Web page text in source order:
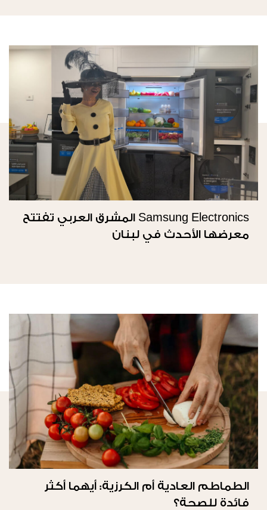
Samsung Electronics المشرق العربي تفتتح
معرضها الأحدث في لبنان
الطماطم العادية أم الكرزية: أيهما أكثر
فائدة للصحة؟